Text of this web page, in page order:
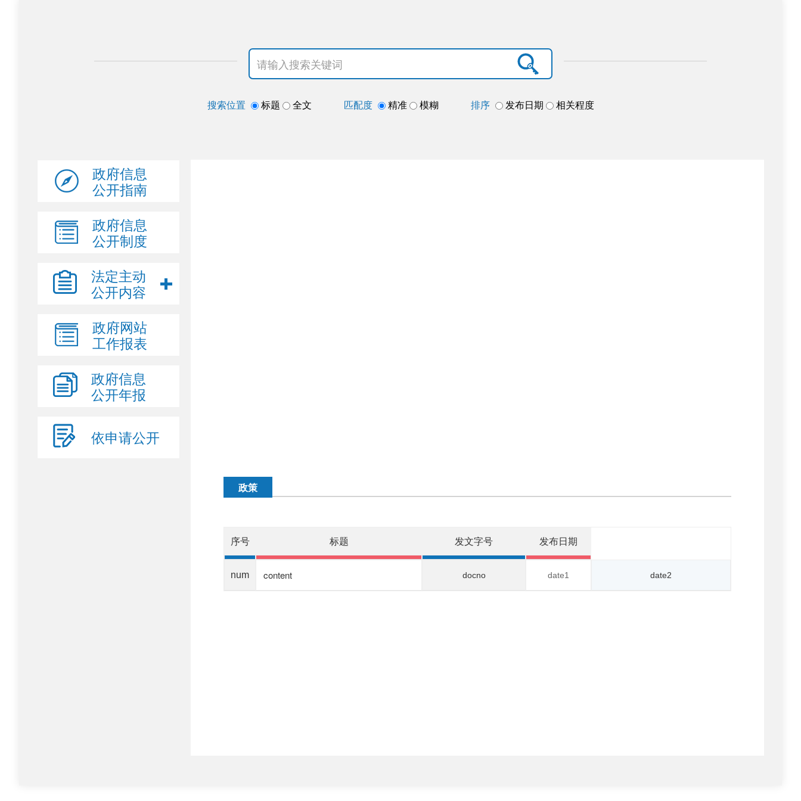
搜索位置 标题 全文 匹配度 精准 模糊 排序 发布日期 相关程度
政府信息
公开指南
政府信息
公开制度
法定主动
公开内容
政府网站
工作报表
政府信息
公开年报
依申请公开
政策
序号 标题 发文字号 发布日期
num content docno date1 date2